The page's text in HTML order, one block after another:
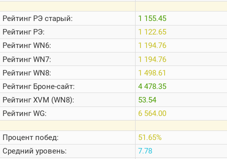
Информация
Онлайн
Цветовая
шкала
Теlegram
ВК
Портал
Мира
РейтингРЭ старый:
РейтингРЭ:
РейтингWN6:
РейтингWN7:
РейтингWN8:
РейтингБроне-сайт:
РейтингXVM (WN8):
РейтингWG:
Процент побед:
Средний уровень:
1 155.45
1 122.65
1 194.76
1 194.76
1 498.61
4 478.35
53.54
6 564.00
51.65%
7.78